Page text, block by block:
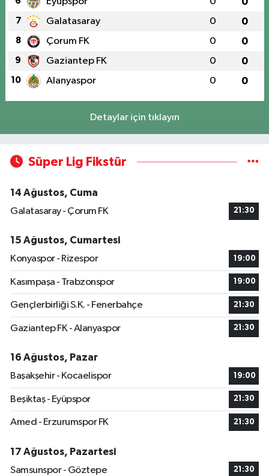
7 Galatasaray 0 0
8 Çorum FK 0 0
9 Gaziantep FK 0 0
10 Alanyaspor 0 0
Detaylar için tıklayın
Süper Lig Fikstür
14 Ağustos, Cuma
Galatasaray - Çorum FK
21:30
15 Ağustos, Cumartesi
Konyaspor - Rizespor
19:00
Kasımpaşa - Trabzonspor 19:00
Gençlerbirliği S.K. - Fenerbahçe 21:30
Gaziantep FK - Alanyaspor 21:30
16 Ağustos, Pazar
Başakşehir - Kocaelispor
19:00
Beşiktaş - Eyüpspor 21:30
Amed - Erzurumspor FK 21:30
17 Ağustos, Pazartesi
Samsunspor - Göztepe
21:30